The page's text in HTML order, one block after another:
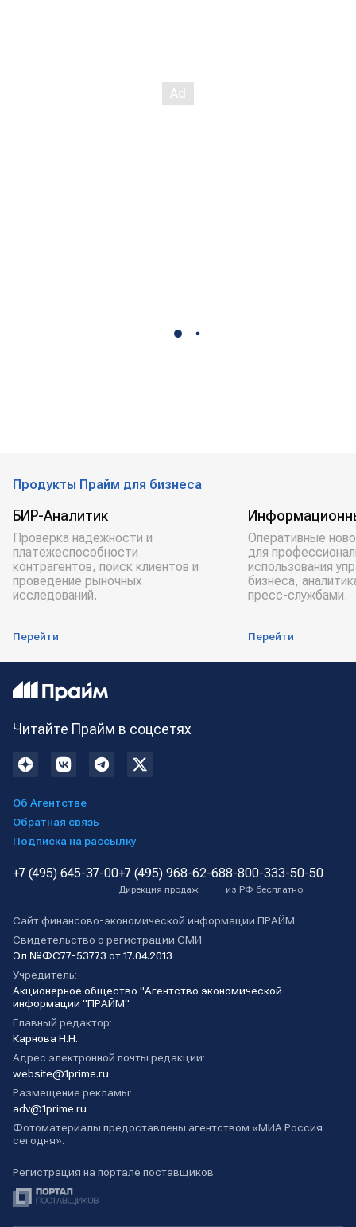
Продукты Прайм для бизнеса
БИР-Аналитик
Проверка надёжности и
платёжеспособности
контрагентов, поиск клиентов и
проведение рыночных
исследований.
Перейти
Оперативные
для
использования
бизнеса,
пресс-службами.
Перейти
Читайте Прайм в соцсетях
Об Агентстве
Обратная связь
Подписка на рассылку
+7 (495) 645-37-00+7 (495) 968-62-68
Дирекция продаж
8-800-333-50-50
из РФ бесплатно
Сайт финансово-экономической информации ПРАЙМ
Свидетельство о регистрации СМИ:
Эл №ФС77-53773 от 17.04.2013
Учредитель:
Акционерное общество "Агентство экономической
информации "ПРАЙМ"
Главный редактор:
Карнова Н.Н.
Адрес электронной почты редакции:
website@1prime.ru
Размещение рекламы:
adv@1prime.ru
Фотоматериалы предоставлены агентством «МИА Россия
сегодня».
Регистрация на портале поставщиков